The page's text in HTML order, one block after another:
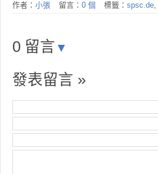
作者： 小張 留言： 0 個 標籤： spsc.de,
0 留言 ▼
發表留言 »